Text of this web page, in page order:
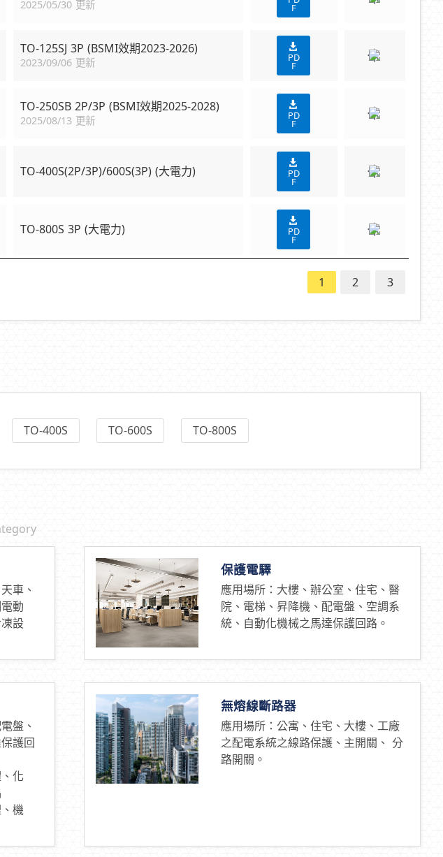
2025/05/30 更新 F
TO-125SJ 3P (BSMI效期2023-2026)
2023/09/06 更新 PD
F
TO-250SB 2P/3P (BSMI效期2025-2028)
2025/08/13 更新 PD
F
TO-400S(2P/3P)/600S(3P) (大電力) PD
F
TO-800S 3P (大電力) PD
F
1 2 3
TO-400S TO-600S TO-800S
車、
動
設
保護電驛
應用場所：大樓、辦公室、住宅、醫
院、電梯、昇降機、配電盤、空調系
統、自動化機械之馬達保護回路。
盤、
護回
化
機
無熔線斷路器
應用場所：公寓、住宅、大樓、工廠
之配電系統之線路保護、主開關、 分
路開關。